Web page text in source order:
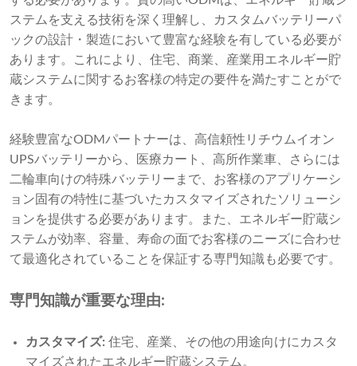
ステムを支える技術を深く理解し、カスタムバッテリーパ
ックの設計・製造において豊富な経験を有している必要が
あります。これにより、住宅、商業、産業用エネルギー貯
蔵システムに関するお客様の特定の要件を満たすことがで
きます。
経験豊富なODMパートナーは、高信頼性リチウムイオン
UPSバッテリーから、医療カート、高所作業車、さらには
二輪車向けの特殊バッテリーまで、お客様のアプリケーシ
ョン固有の特性に基づいたカスタマイズされたソリューシ
ョンを提供する必要があります。また、エネルギー貯蔵シ
ステムが効率、容量、寿命の面でお客様のニーズに合わせ
て最適化されていることを保証する専門知識も必要です。
専門知識が重要な理由:
カスタマイズ: 住宅、産業、その他の用途向けにカスタ
マイズされたエネルギー貯蔵システム。